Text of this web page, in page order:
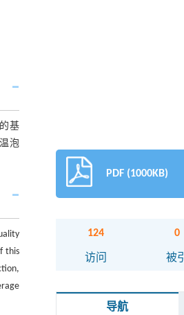
基
泡
this
PDF (1000KB)
124
访问
0
被引
导航